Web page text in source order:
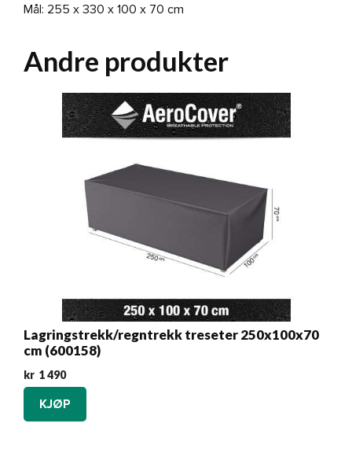
Mål: 255 x 330 x 100 x 70 cm
Andre produkter
Lagringstrekk/regntrekk treseter 250x100x70
cm (600158)
kr 1 490
KJØP